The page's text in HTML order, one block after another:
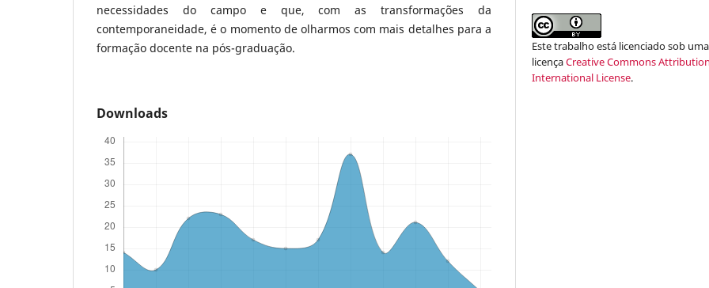
necessidades do campo e que, com as transformações da
contemporaneidade, é o momento de olharmos com mais detalhes para a
formação docente na pós-graduação.
Downloads
Este trabalho está licenciado sob uma
licençaCreative Commons
International License.